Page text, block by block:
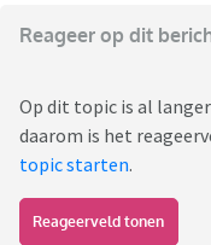
Reageer op dit
Op dit topic is al
daarom is het
topic starten.
Reageerveld tonen